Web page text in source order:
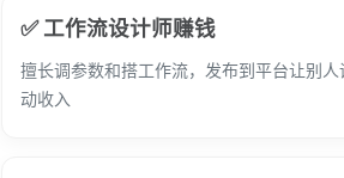
✅ 工作流设计师赚钱
擅长调参数和搭工作流，发布到平台让别
动收入